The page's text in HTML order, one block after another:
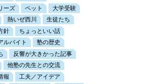
ーズ
ペット
大学受験
熱いぜ西川
生徒たち
針
ちょっといい話
ルバイト
塾の歴史
反響が大きかった記事
他塾の先生との交流
報
工夫／アイデア